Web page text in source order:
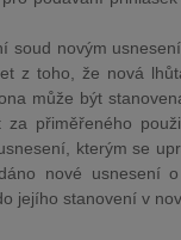
soud novým
z toho, že nová
může být
za přiměřeného
kterým se
nové usnesení
jejího stanovení v